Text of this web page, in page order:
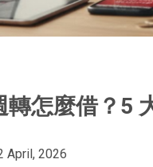
轉怎麼借？5
April, 2026